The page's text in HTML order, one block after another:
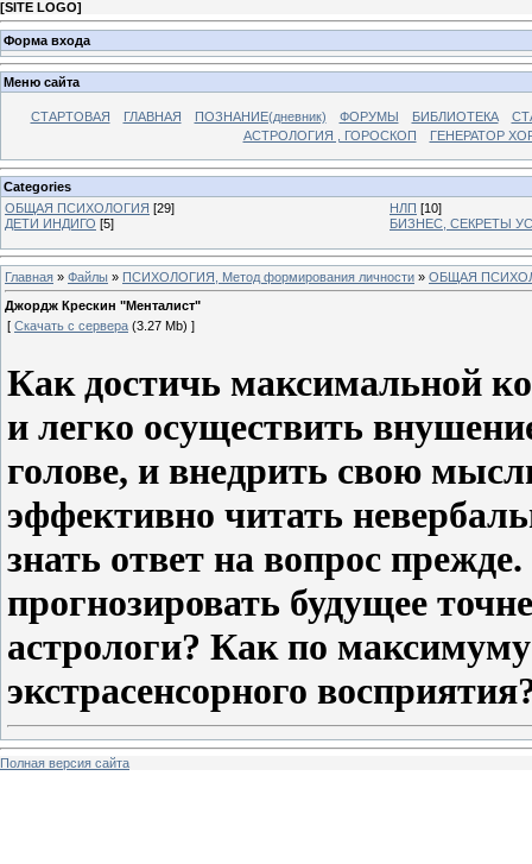
[SITE LOGO]
Форма входа
Меню сайта
СТАРТОВАЯ ГЛАВНАЯ ПОЗНАНИЕ(дневник) ФОРУМЫ БИБЛИОТЕКА
АСТРОЛОГИЯ , ГОРОСКОП
ГЕНЕРАТОР
Categories
ОБЩАЯ ПСИХОЛОГИЯ [29] НЛП [10]
ДЕТИ ИНДИГО [5] БИЗНЕС, СЕКРЕТЫ
Главная » Файлы » ПСИХОЛОГИЯ, Метод формирования личности » ОБЩАЯ
Джордж Крескин "Менталист"
[ Скачать с сервера (3.27 Mb) ]
Как достичь максимальной
и легко осуществить
голове, и внедрить свою
эффективно читать
знать ответ на вопрос
прогнозировать будущее
астрологи? Как по
экстрасенсорного
Полная версия сайта